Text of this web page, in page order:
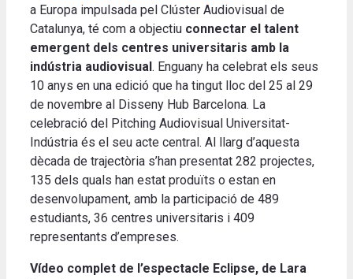
a Europa impulsada pel Clúster Audiovisual de
Catalunya, té com a objectiu connectar el talent
emergent dels centres universitaris amb la
indústria audiovisual . Enguany ha celebrat els seus
10 anys en una edició que ha tingut lloc del 25 al 29
de novembre al Disseny Hub Barcelona. La
celebració del Pitching Audiovisual Universitat-
Indústria és el seu acte central. Al llarg d’aquesta
dècada de trajectòria s’han presentat 282 projectes,
135 dels quals han estat produïts o estan en
desenvolupament, amb la participació de 489
estudiants, 36 centres universitaris i 409
representants d’empreses.
Vídeo complet de l’espectacle Eclipse, de Lara